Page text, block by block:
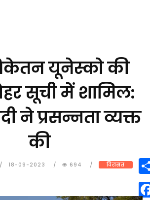
यूनेस्को की
सूची में शामिल:
ने प्रसन्नता व्यक्त
की
18-09-2023 694 विरासत